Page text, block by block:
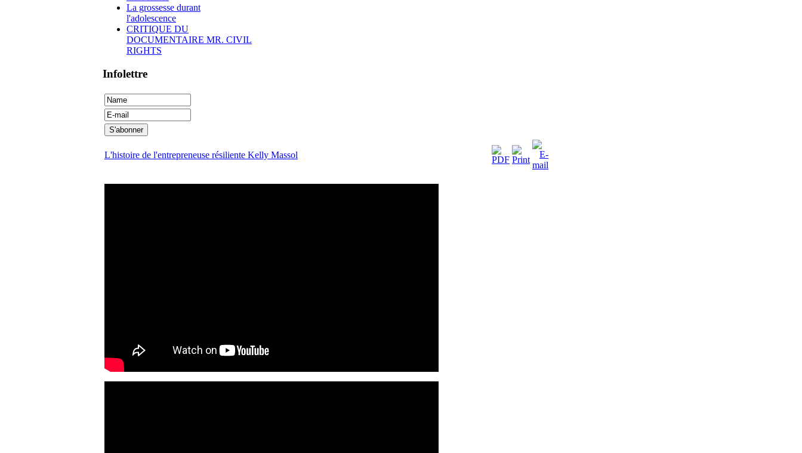
La grossesse durant
l'adolescence
CRITIQUE DU
DOCUMENTAIRE MR. CIVIL
RIGHTS
Infolettre
L'histoire de l'entrepreneuse résiliente Kelly Massol